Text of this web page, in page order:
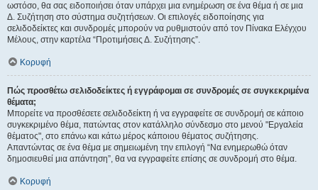
ωστόσο, θα σας ειδοποιήσει όταν υπάρχει μια ενημέρωση σε ένα θέμα ή σε μια
Δ. Συζήτηση στο σύστημα συζητήσεων. Οι επιλογές ειδοποίησης για
σελιδοδείκτες και συνδρομές μπορούν να ρυθμιστούν από τον Πίνακα Ελέγχου
Μέλους, στην καρτέλα “Προτιμήσεις Δ. Συζήτησης”.
Κορυφή
Πώς προσθέτω σελιδοδείκτες ή εγγράφομαι σε συνδρομές σε συγκεκριμένα
θέματα;
Μπορείτε να προσθέσετε σελιδοδείκτη ή να εγγραφείτε σε συνδρομή σε κάποιο
συγκεκριμένο θέμα, πατώντας στον κατάλληλο σύνδεσμο στο μενού "Εργαλεία
θέματος", στο επάνω και κάτω μέρος κάποιου θέματος συζήτησης.
Απαντώντας σε ένα θέμα με σημειωμένη την επιλογή “Να ενημερωθώ όταν
δημοσιευθεί μια απάντηση”, θα να εγγραφείτε επίσης σε συνδρομή στο θέμα.
Κορυφή